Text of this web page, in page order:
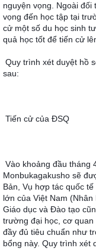
nguyện vọng. Ngoài
vọng đến học tập tại
cử một số du học sinh
quả học tốt để tiến cử
Quy trình xét duyệt hồ
sau:
Tiến cử của ÐSQ
Vào khoảng đầu tháng
Monbukagakusho sẽ
Bản, Vụ hợp tác quốc
lớn của Việt Nam
Giáo dục và Đào tạo
trường đại học, cơ
đầy đủ tiêu chuẩn như
bổng này. Quy trình xét